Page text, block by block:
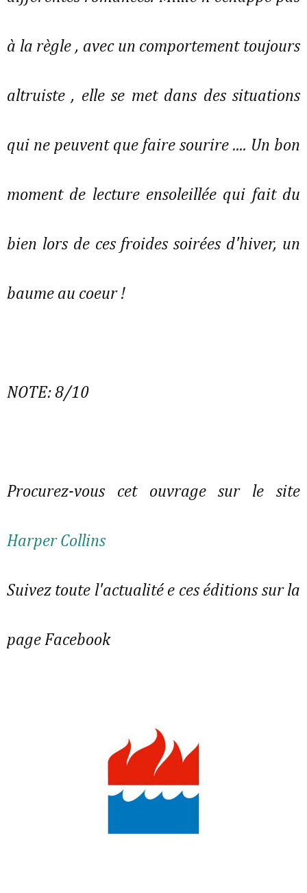
à la règle , avec un comportement toujours
altruiste , elle se met dans des situations
qui ne peuvent que faire sourire .... Un bon
moment de lecture ensoleillée qui fait du
bien lors de ces froides soirées d'hiver, un
baume au coeur !
NOTE: 8/10
Procurez-vous cet ouvrage sur le site
Harper Collins
Suivez toute l'actualité e ces éditions sur la
page Facebook